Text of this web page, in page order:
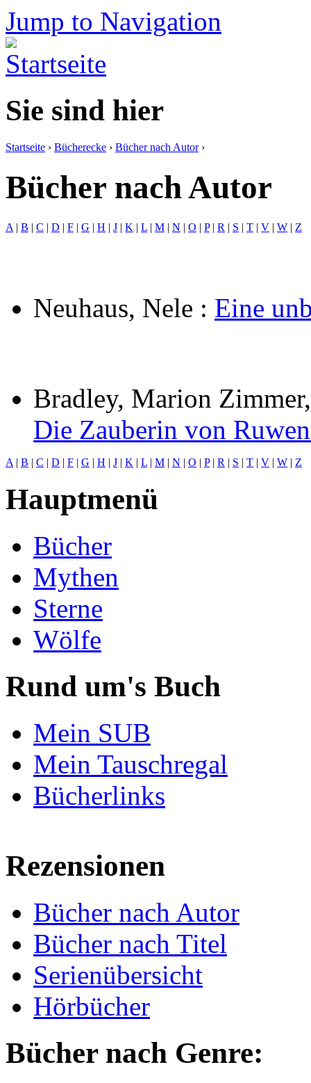
Jump to Navigation
Sie sind hier
Startseite › Bücherecke › Bücher nach Autor›
Bücher nach Autor
A | B | C | D | F | G | H | J | K | L | M | N | O | P | R | S | T | V | W | Z
Neuhaus, Nele : Eine
Bradley, Marion
Die Zauberin von
A | B | C | D | F | G | H | J | K | L | M | N | O | P | R | S | T | V | W | Z
Hauptmenü
Bücher
Mythen
Sterne
Wölfe
Rund um's Buch
Mein SUB
Mein Tauschregal
Bücherlinks
Rezensionen
Bücher nach Autor
Bücher nach Titel
Serienübersicht
Hörbücher
Bücher nach Genre: